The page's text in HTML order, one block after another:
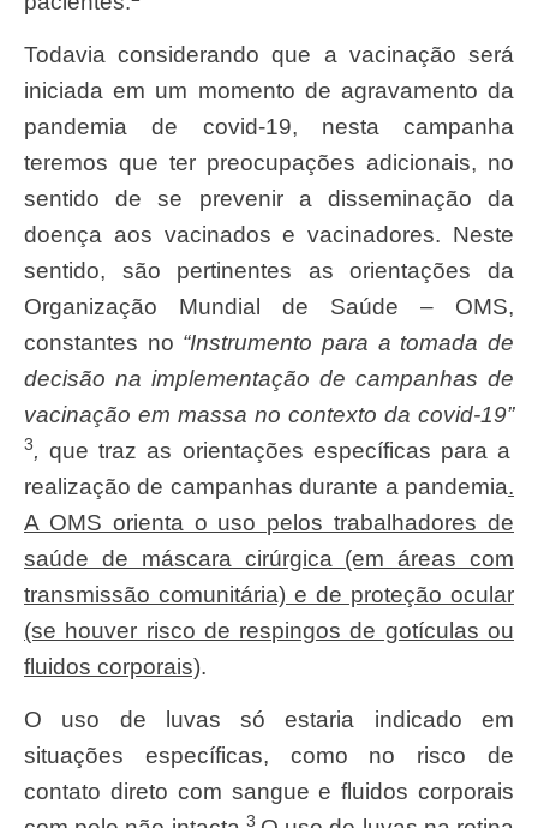
Todavia considerando que a vacinação será
iniciada em um momento de agravamento da
pandemia de covid-19, nesta campanha
teremos que ter preocupações adicionais, no
sentido de se prevenir a disseminação da
doença aos vacinados e vacinadores. Neste
sentido, são pertinentes as orientações da
Organização Mundial de Saúde – OMS,
constantes no “Instrumento para a tomada de
decisão na implementação de campanhas de
vacinação em massa no contexto da covid-19”
3,que traz as orientações específicas para a
realização de campanhas durante a pandemia.
A OMS orienta o uso pelos trabalhadores de
saúde de máscara cirúrgica (em áreas com
transmissão comunitária) e de proteção ocular
(se houver risco de respingos de gotículas ou
fluidos corporais).
O uso de luvas só estaria indicado em
situações específicas, como no risco de
contato direto com sangue e fluidos corporais
3